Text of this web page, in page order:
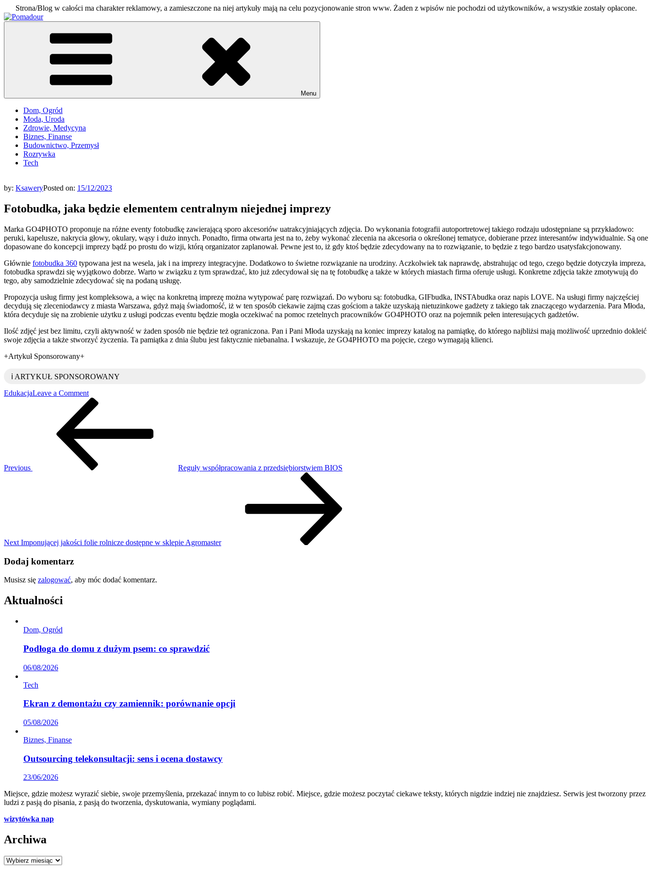
Strona/Blog w całości ma charakter reklamowy, a zamieszczone na niej artykuły mają na celu pozycjonowanie stron www. Żaden z wpisów nie pochodzi od użytkowników, a wszystkie zostały opłacone.
Skip
to
Poradniki na co dzień
Menu
Dom, Ogród
Moda, Uroda
Zdrowie, Medycyna
Biznes, Finanse
Budownictwo, Przemysł
Rozrywka
Tech
by: KsaweryPosted on: 15/12/2023
Fotobudka, jaka będzie elementem centralnym niejednej imprezy
Marka GO4PHOTO proponuje na różne eventy fotobudkę zawierającą sporo akcesoriów uatrakcyjniających zdjęcia. Do wykonania fotografii autoportretowej takiego rodzaju udostępniane są przykładowo:
peruki, kapelusze, nakrycia głowy, okulary, wąsy i dużo innych. Ponadto, firma otwarta jest na to, żeby wykonać zlecenia na akcesoria o określonej tematyce, dobierane przez interesantów indywidualnie. Są one
dopasowane do koncepcji imprezy bądź po prostu do wizji, którą organizator zaplanował. Pewne jest to, iż gdy ktoś będzie zdecydowany na to rozwiązanie, to będzie z tego bardzo usatysfakcjonowany.
Głównie fotobudka 360 typowana jest na wesela, jak i na imprezy integracyjne. Dodatkowo to świetne rozwiązanie na urodziny. Aczkolwiek tak naprawdę, abstrahując od tego, czego będzie dotyczyła impreza,
fotobudka sprawdzi się wyjątkowo dobrze. Warto w związku z tym sprawdzać, kto już zdecydował się na tę fotobudkę a także w których miastach firma oferuje usługi. Konkretne zdjęcia także zmotywują do
tego, aby samodzielnie zdecydować się na podaną usługę.
Propozycja usług firmy jest kompleksowa, a więc na konkretną imprezę można wytypować parę rozwiązań. Do wyboru są: fotobudka, GIFbudka, INSTAbudka oraz napis LOVE. Na usługi firmy najczęściej
decydują się zleceniodawcy z miasta Warszawa, gdyż mają świadomość, iż w ten sposób ciekawie zajmą czas gościom a także uzyskają nietuzinkowe gadżety z takiego tak znaczącego wydarzenia. Para Młoda,
która decyduje się na zrobienie użytku z usługi podczas eventu będzie mogła oczekiwać na pomoc rzetelnych pracowników GO4PHOTO oraz na pojemnik pełen interesujących gadżetów.
Ilość zdjęć jest bez limitu, czyli aktywność w żaden sposób nie będzie też ograniczona. Pan i Pani Młoda uzyskają na koniec imprezy katalog na pamiątkę, do którego najbliżsi mają możliwość uprzednio dokleić
swoje zdjęcia a także stworzyć życzenia. Ta pamiątka z dnia ślubu jest faktycznie niebanalna. I wskazuje, że GO4PHOTO ma pojęcie, czego wymagają klienci.
+Artykuł Sponsorowany+
ℹ️ ARTYKUŁ SPONSOROWANY
EdukacjaLeave a Commenton
Fotobudka,
jaka
elementem
imprezy
Previous
Reguły współpracowania z przedsiębiorstwiem BIOS
Next Imponującej jakości folie rolnicze dostępne w sklepie Agromaster
Dodaj komentarz
Musisz się zalogować, aby móc dodać komentarz.
Aktualności
Dom, Ogród
Podłoga do domu z dużym psem: co sprawdzić
06/08/2026
Tech
Ekran z demontażu czy zamiennik: porównanie opcji
05/08/2026
Biznes, Finanse
Outsourcing telekonsultacji: sens i ocena dostawcy
23/06/2026
Miejsce, gdzie możesz wyrazić siebie, swoje przemyślenia, przekazać innym to co lubisz robić. Miejsce, gdzie możesz poczytać ciekawe teksty, których nigdzie indziej nie znajdziesz. Serwis jest tworzony przez
ludzi z pasją do pisania, z pasją do tworzenia, dyskutowania, wymiany poglądami.
wizytówka nap
Archiwa
Archiwa